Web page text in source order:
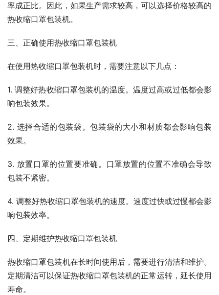
率成正比。因此，如果生产需求较高，可以选择价格较高的
热收缩口罩包装机。
三、正确使用热收缩口罩包装机
在使用热收缩口罩包装机时，需要注意以下几点：
1. 调整好热收缩口罩包装机的温度。温度过高或过低都会影
响包装效果。
2. 选择合适的包装袋。包装袋的大小和材质都会影响包装
效果。
3. 放置口罩的位置要准确。口罩放置的位置不准确会导致
包装不紧密。
4. 调整好热收缩口罩包装机的速度。速度过快或过慢都会影
响包装效率。
四、定期维护热收缩口罩包装机
热收缩口罩包装机在长时间使用后，需要进行清洁和维护。
定期清洁可以保证热收缩口罩包装机的正常运转，延长使用
寿命。